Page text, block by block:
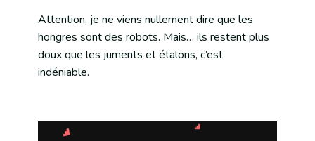
Attention, je ne viens nullement dire que les
hongres sont des robots. Mais… ils restent plus
doux que les juments et étalons, c’est
indéniable.